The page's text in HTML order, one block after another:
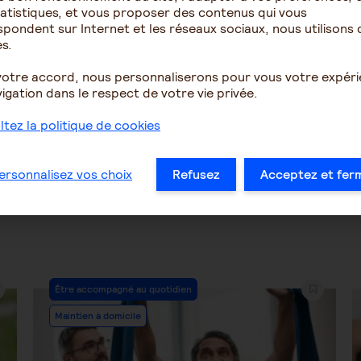
de faire la part des
négligence ou autre
...
2073
impuissance devant la
de glissement
5
Post
Category:
Être accompagné au quotidien
Maintien à domicile
et vous proposer des contenus qui vous
sur Internet et les réseaux sociaux, nous utilisons
accord, nous personnaliserons pour vous votre
dans le respect de votre vie privée.
la politique de cookies
vos choix Refusez Acceptez et